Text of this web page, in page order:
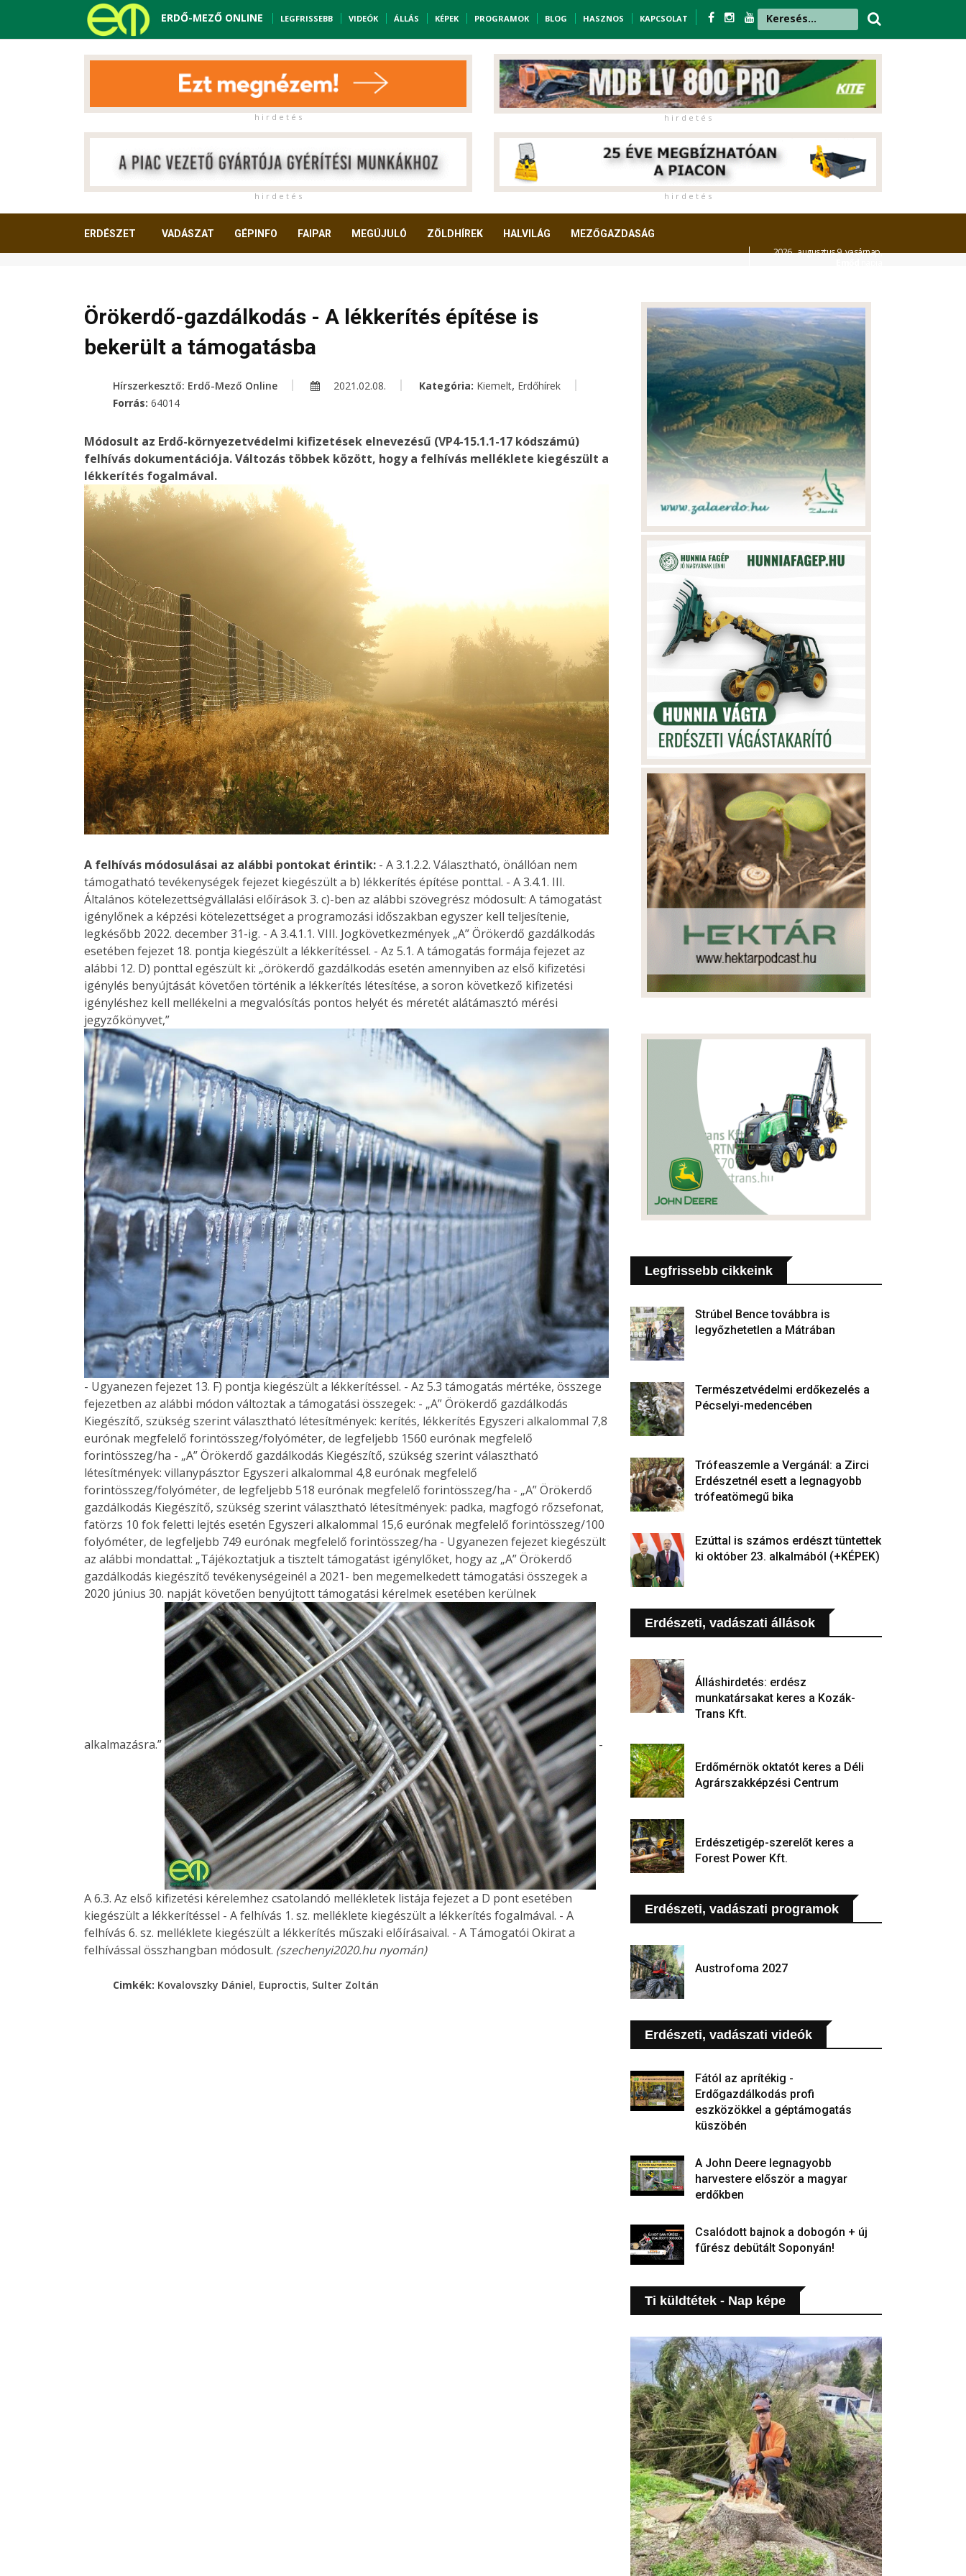
ERDŐ-MEZŐ ONLINE LEGFRISSEBB VIDEÓK ÁLLÁS KÉPEK PROGRAMOK BLOG HASZNOS KAPCSOLAT
h i r d e t é s h i r d e t é s
h i r d e t é s h i r d e t é s
ERDÉSZET VADÁSZAT GÉPINFO FAIPAR MEGÚJULÓ ZÖLDHÍREK HALVILÁG MEZŐGAZDASÁG
2026. augusztus 9. vasárnap,
Örökerdő-gazdálkodás - A lékkerítés építése is
bekerült a támogatásba
Hírszerkesztő: Erdő-Mező Online 2021.02.08. Kategória: Kiemelt, Erdőhírek
Forrás: 64014
Módosult az Erdő-környezetvédelmi kifizetések elnevezésű (VP4-15.1.1-17 kódszámú)
felhívás dokumentációja. Változás többek között, hogy a felhívás melléklete kiegészült a
lékkerítés fogalmával.
A felhívás módosulásai az alábbi pontokat érintik: - A 3.1.2.2. Választható, önállóan nem
támogatható tevékenységek fejezet kiegészült a b) lékkerítés építése ponttal. - A 3.4.1. III.
Általános kötelezettségvállalási előírások 3. c)-ben az alábbi szövegrész módosult: A támogatást
igénylőnek a képzési kötelezettséget a programozási időszakban egyszer kell teljesítenie,
legkésőbb 2022. december 31-ig. - A 3.4.1.1. VIII. Jogkövetkezmények „A” Örökerdő gazdálkodás
esetében fejezet 18. pontja kiegészült a lékkerítéssel. - Az 5.1. A támogatás formája fejezet az
alábbi 12. D) ponttal egészült ki: „örökerdő gazdálkodás esetén amennyiben az első kifizetési
igénylés benyújtását követően történik a lékkerítés létesítése, a soron következő kifizetési
igényléshez kell mellékelni a megvalósítás pontos helyét és méretét alátámasztó mérési
jegyzőkönyvet,”
- Ugyanezen fejezet 13. F) pontja kiegészült a lékkerítéssel. - Az 5.3 támogatás mértéke, összege
fejezetben az alábbi módon változtak a támogatási összegek: - „A” Örökerdő gazdálkodás
Kiegészítő, szükség szerint választható létesítmények: kerítés, lékkerítés Egyszeri alkalommal 7,8
eurónak megfelelő forintösszeg/folyóméter, de legfeljebb 1560 eurónak megfelelő
forintösszeg/ha - „A” Örökerdő gazdálkodás Kiegészítő, szükség szerint választható
létesítmények: villanypásztor Egyszeri alkalommal 4,8 eurónak megfelelő
forintösszeg/folyóméter, de legfeljebb 518 eurónak megfelelő forintösszeg/ha - „A” Örökerdő
gazdálkodás Kiegészítő, szükség szerint választható létesítmények: padka, magfogó rőzsefonat,
fatörzs 10 fok feletti lejtés esetén Egyszeri alkalommal 15,6 eurónak megfelelő forintösszeg/100
folyóméter, de legfeljebb 749 eurónak megfelelő forintösszeg/ha - Ugyanezen fejezet kiegészült
az alábbi mondattal: „Tájékoztatjuk a tisztelt támogatást igénylőket, hogy az „A” Örökerdő
gazdálkodás kiegészítő tevékenységeinél a 2021- ben megemelkedett támogatási összegek a
2020 június 30. napját követően benyújtott támogatási kérelmek esetében kerülnek
alkalmazásra.” -
A 6.3. Az első kifizetési kérelemhez csatolandó mellékletek listája fejezet a D pont esetében
kiegészült a lékkerítéssel - A felhívás 1. sz. melléklete kiegészült a lékkerítés fogalmával. - A
felhívás 6. sz. melléklete kiegészült a lékkerítés műszaki előírásaival. - A Támogatói Okirat a
felhívással összhangban módosult. (szechenyi2020.hu nyomán)
Cimkék: Kovalovszky Dániel, Euproctis, Sulter Zoltán
Legfrissebb cikkeink
Strúbel Bence továbbra is
legyőzhetetlen a Mátrában
Természetvédelmi erdőkezelés a
Pécselyi-medencében
Trófeaszemle a Vergánál: a Zirci
Erdészetnél esett a legnagyobb
trófeatömegű bika
Ezúttal is számos erdészt tüntettek
ki október 23. alkalmából (+KÉPEK)
Erdészeti, vadászati állások
Álláshirdetés: erdész
munkatársakat keres a Kozák-
Trans Kft.
Erdőmérnök oktatót keres a Déli
Agrárszakképzési Centrum
Erdészetigép-szerelőt keres a
Forest Power Kft.
Erdészeti, vadászati programok
Austrofoma 2027
Erdészeti, vadászati videók
Fától az aprítékig -
Erdőgazdálkodás profi
eszközökkel a géptámogatás
küszöbén
A John Deere legnagyobb
harvestere először a magyar
erdőkben
Csalódott bajnok a dobogón + új
fűrész debütált Soponyán!
Ti küldtétek - Nap képe